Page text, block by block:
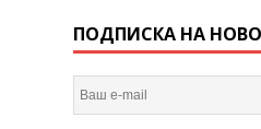
ПОДПИСКА НА